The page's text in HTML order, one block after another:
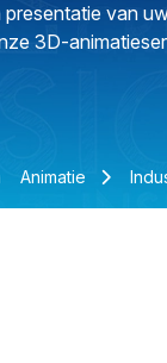
van
3D-
Animatie